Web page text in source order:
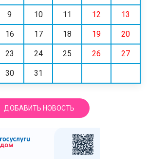
9 10 11 12 13
16 17 18 19 20
23 24 25 26 27
30 31
ДОБАВИТЬ НОВОСТЬ